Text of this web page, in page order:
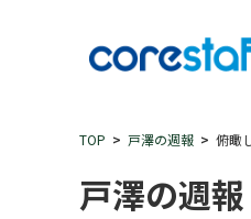
TOP 戸澤の週報 俯瞰
戸澤の週報